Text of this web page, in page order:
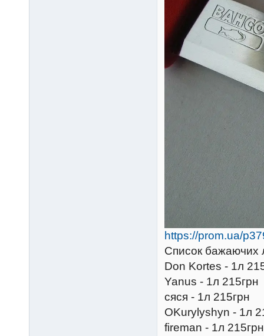
https://prom.ua/
Список бажаючих
Don Kortes - 1л
Yanus - 1л 215грн
сяся - 1л 215грн
OKurylyshyn - 1л
fireman - 1л 215грн